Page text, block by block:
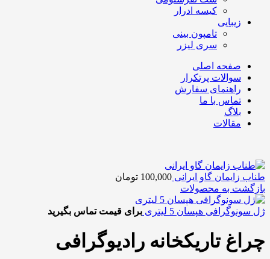
کیسه ادرار
زیبایی
تامپون بینی
سری لیزر
صفحه اصلی
سوالات پرتکرار
راهنمای سفارش
تماس با ما
بلاگ
مقالات
طناب زایمان گاو ایرانی 100,000 تومان
بازگشت به محصولات
ژل سونوگرافی هپسان 5 لیتری برای قیمت تماس بگیرید
چراغ تاریکخانه رادیوگرافی